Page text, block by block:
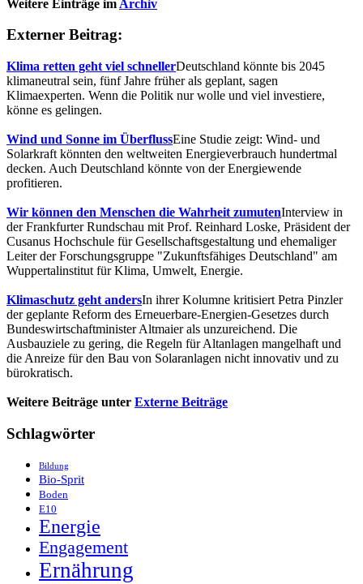
Weitere Einträge im Archiv
Externer Beitrag:
Klima retten geht viel schnellerDeutschland könnte bis 2045
klimaneutral sein, fünf Jahre früher als geplant, sagen
Klimaexperten. Wenn die Politik nur wolle und viel investiere,
könne es gelingen.
Wind und Sonne im ÜberflussEine Studie zeigt: Wind- und
Solarkraft könnten den weltweiten Energieverbrauch hundertmal
decken. Auch Deutschland könnte von der Energiewende
profitieren.
Wir können den Menschen die Wahrheit zumutenInterview in
der Frankfurter Rundschau mit Prof. Reinhard Loske, Präsident der
Cusanus Hochschule für Gesellschaftsgestaltung und ehemaliger
Leiter der Forschungsgruppe "Zukunftsfähiges Deutschland" am
Wuppertalinstitut für Klima, Umwelt, Energie.
Klimaschutz geht andersIn ihrer Kolumne kritisiert Petra Pinzler
der geplante Reform des Erneuerbare-Energien-Gesetzes durch
Bundeswirtschaftminister Altmaier als unzureichend. Die
Ausbauziele zu gering, die Regeln für Altanlagen mangelhaft und
die Anreize für den Bau von Solaranlagen nicht innovativ und zu
bürokratisch.
Weitere Beiträge unter Externe Beiträge
Schlagwörter
Bildung
Bio-Sprit
Boden
E10
Energie
Engagement
Ernährung